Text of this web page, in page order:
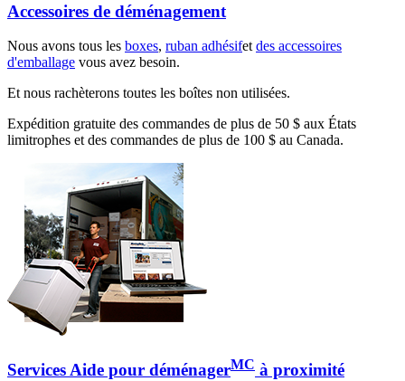
Accessoires de déménagement
Nous avons tous les boxes, ruban adhésifetdes accessoires
d'emballage vous avez besoin.
Et nous rachèterons toutes les boîtes non utilisées.
Expédition gratuite des commandes de plus de 50 $ aux États
limitrophes et des commandes de plus de 100 $ au Canada.
Services Aide pour déménagerMC à proximité